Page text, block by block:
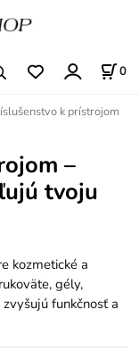
0
k prístrojom
–
tvoju
kozmetické a
gély,
funkčnosť a